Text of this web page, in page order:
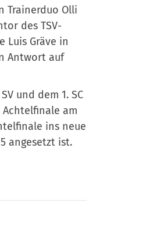
Trainerduo Olli
des TSV-
Luis Gräve in
Antwort auf
und dem 1. SC
Achtelfinale am
ins neue
angesetzt ist.